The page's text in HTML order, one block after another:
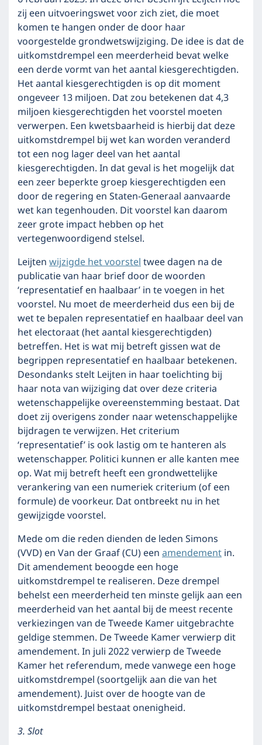
zij een uitvoeringswet voor zich ziet, die moet
komen te hangen onder de door haar
voorgestelde grondwetswijziging. De idee is dat de
uitkomstdrempel een meerderheid bevat welke
een derde vormt van het aantal kiesgerechtigden.
Het aantal kiesgerechtigden is op dit moment
ongeveer 13 miljoen. Dat zou betekenen dat 4,3
miljoen kiesgerechtigden het voorstel moeten
verwerpen. Een kwetsbaarheid is hierbij dat deze
uitkomstdrempel bij wet kan worden veranderd
tot een nog lager deel van het aantal
kiesgerechtigden. In dat geval is het mogelijk dat
een zeer beperkte groep kiesgerechtigden een
door de regering en Staten-Generaal aanvaarde
wet kan tegenhouden. Dit voorstel kan daarom
zeer grote impact hebben op het
vertegenwoordigend stelsel.
Leijtenwijzigde het voorsteltwee dagen na de
publicatie van haar brief door de woorden
‘representatief en haalbaar’ in te voegen in het
voorstel. Nu moet de meerderheid dus een bij de
wet te bepalen representatief en haalbaar deel van
het electoraat (het aantal kiesgerechtigden)
betreffen. Het is wat mij betreft gissen wat de
begrippen representatief en haalbaar betekenen.
Desondanks stelt Leijten in haar toelichting bij
haar nota van wijziging dat over deze criteria
wetenschappelijke overeenstemming bestaat. Dat
doet zij overigens zonder naar wetenschappelijke
bijdragen te verwijzen. Het criterium
‘representatief’ is ook lastig om te hanteren als
wetenschapper. Politici kunnen er alle kanten mee
op. Wat mij betreft heeft een grondwettelijke
verankering van een numeriek criterium (of een
formule) de voorkeur. Dat ontbreekt nu in het
gewijzigde voorstel.
Mede om die reden dienden de leden Simons
(VVD) en Van der Graaf (CU) eenamendementin.
Dit amendement beoogde een hoge
uitkomstdrempel te realiseren. Deze drempel
behelst een meerderheid ten minste gelijk aan een
meerderheid van het aantal bij de meest recente
verkiezingen van de Tweede Kamer uitgebrachte
geldige stemmen. De Tweede Kamer verwierp dit
amendement. In juli 2022 verwierp de Tweede
Kamer het referendum, mede vanwege een hoge
uitkomstdrempel (soortgelijk aan die van het
amendement). Juist over de hoogte van de
uitkomstdrempel bestaat onenigheid.
3. Slot